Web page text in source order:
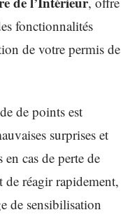
fonctionnalités
de votre permis de
de points est
surprises et
en cas de perte de
réagir rapidement,
de sensibilisation